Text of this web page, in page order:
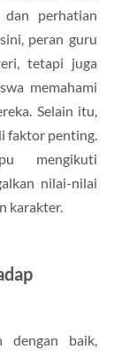
perhatian
peran guru
tetapi juga
memahami
Selain itu,
faktor penting.
mengikuti
nilai-nilai
karakter.
dengan baik,